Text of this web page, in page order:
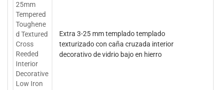
Extra 3-25 mm templado templado
texturizado con caña cruzada interior
decorativo de vidrio bajo en hierro